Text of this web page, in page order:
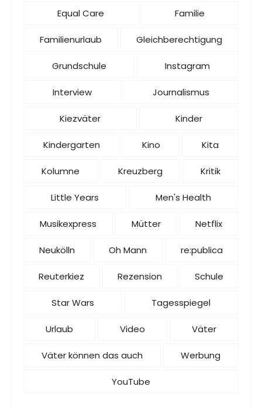
Equal Care Familie
Familienurlaub Gleichberechtigung
Grundschule Instagram
Interview Journalismus
Kiezväter Kinder
Kindergarten Kino Kita
Kolumne Kreuzberg Kritik
Little Years Men's Health
Musikexpress Mütter Netflix
Neukölln Oh Mann re:publica
Reuterkiez Rezension Schule
Star Wars Tagesspiegel
Urlaub Video Väter
Väter können das auch Werbung
YouTube